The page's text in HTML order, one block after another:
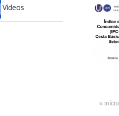
Vídeos
« início